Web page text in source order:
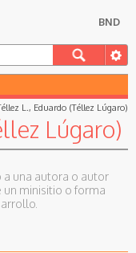
BND
L., Eduardo (Téllez Lúgaro)
Lúgaro)
una autora o autor
minisitio o forma